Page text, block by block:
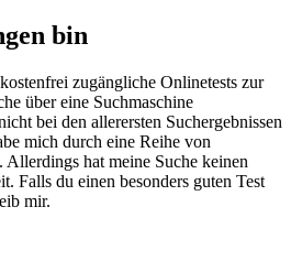
bin
zugängliche Onlinetests zur
über eine Suchmaschine
bei den allerersten Suchergebnissen
mich durch eine Reihe von
hat meine Suche keinen
Falls du einen besonders guten Test
mir.